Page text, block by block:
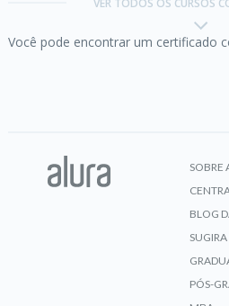
Expressões regulares:
VER TODOS OS CURSOS
Você pode encontrar um certificado
SOBRE
BLOG
PÓS-